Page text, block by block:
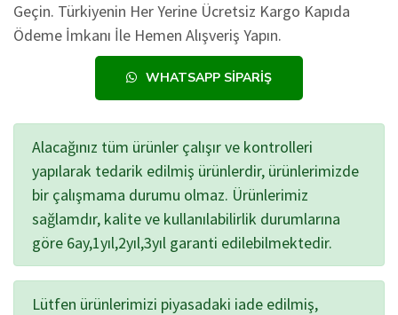
Geçin. Türkiyenin Her Yerine Ücretsiz Kargo Kapıda
Ödeme İmkanı İle Hemen Alışveriş Yapın.
WHATSAPP SIPARIŞ
Alacağınız tüm ürünler çalışır ve kontrolleri
yapılarak tedarik edilmiş ürünlerdir, ürünlerimizde
bir çalışmama durumu olmaz. Ürünlerimiz
sağlamdır, kalite ve kullanılabilirlik durumlarına
göre 6ay,1yıl,2yıl,3yıl garanti edilebilmektedir.
Lütfen ürünlerimizi piyasadaki iade edilmiş,